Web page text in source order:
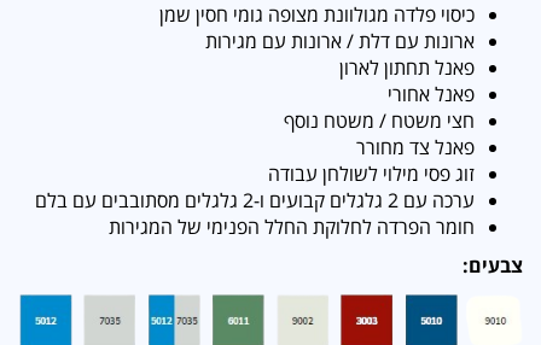
כיסוי פלדה מגולוונת מצופה גומי חסין שמן
ארונות עם דלת / ארונות עם מגירות
פאנל תחתון לארון
פאנל אחורי
חצי משטח / משטח נוסף
פאנל צד מחורר
זוג פסי מילוי לשולחן עבודה
ערכה עם 2 גלגלים קבועים ו-2 גלגלים מסתובבים עם בלם
חומר הפרדה לחלוקת החלל הפנימי של המגירות
צבעים: